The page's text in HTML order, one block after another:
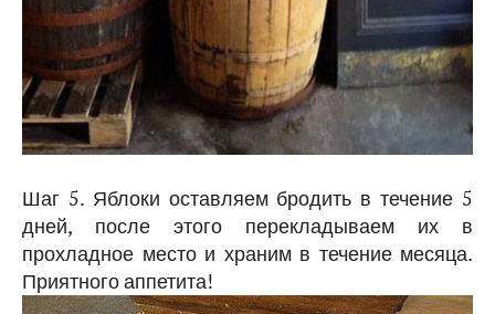
Шаг 5. Яблоки оставляем бродить в течение 5
дней, после этого перекладываем их в
прохладное место и храним в течение месяца.
Приятного аппетита!